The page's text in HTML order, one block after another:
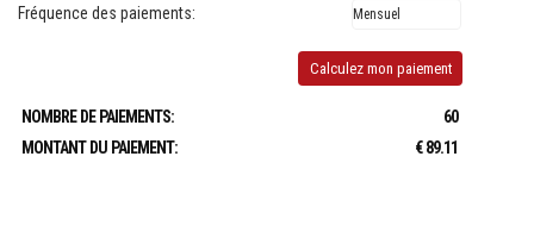
Fréquence des paiements:
Calculez mon paiement
NOMBRE DE PAIEMENTS:
60
MONTANT DU PAIEMENT:
€ 89.11